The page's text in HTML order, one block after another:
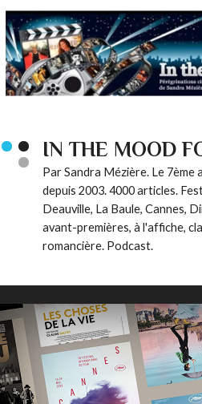
IN THE MOOD
Par Sandra Mézière. Le 7ème
depuis 2003. 4000 articles.
Deauville, La Baule, Cannes,
avant-premières, à l'affiche,
romancière. Podcast.